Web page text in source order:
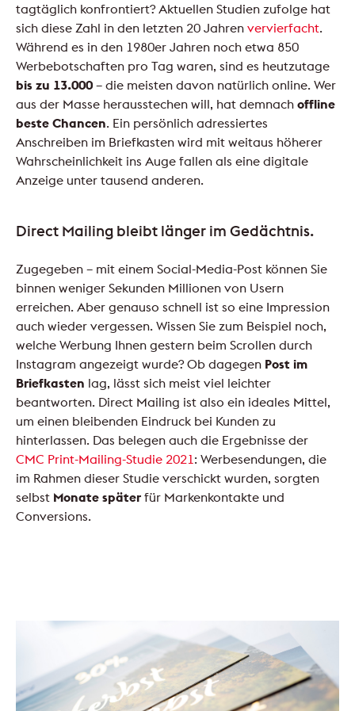
tagtäglich konfrontiert? Aktuellen Studien zufolge hat
sich diese Zahl in den letzten 20 Jahren vervierfacht.
Während es in den 1980er Jahren noch etwa 850
Werbebotschaften pro Tag waren, sind es heutzutage
bis zu 13.000 – die meisten davon natürlich online. Wer
aus der Masse herausstechen will, hat demnach offline
beste Chancen. Ein persönlich adressiertes
Anschreiben im Briefkasten wird mit weitaus höherer
Wahrscheinlichkeit ins Auge fallen als eine digitale
Anzeige unter tausend anderen.
Direct Mailing bleibt länger im Gedächtnis.
Zugegeben – mit einem Social-Media-Post können Sie
binnen weniger Sekunden Millionen von Usern
erreichen. Aber genauso schnell ist so eine Impression
auch wieder vergessen. Wissen Sie zum Beispiel noch,
welche Werbung Ihnen gestern beim Scrollen durch
Instagram angezeigt wurde? Ob dagegen Post im
Briefkasten lag, lässt sich meist viel leichter
beantworten. Direct Mailing ist also ein ideales Mittel,
um einen bleibenden Eindruck bei Kunden zu
hinterlassen. Das belegen auch die Ergebnisse der
CMC Print-Mailing-Studie 2021: Werbesendungen, die
im Rahmen dieser Studie verschickt wurden, sorgten
selbst Monate später für Markenkontakte und
Conversions.